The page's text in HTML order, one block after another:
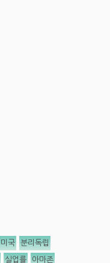
미국 분리독립
실업률 아마존